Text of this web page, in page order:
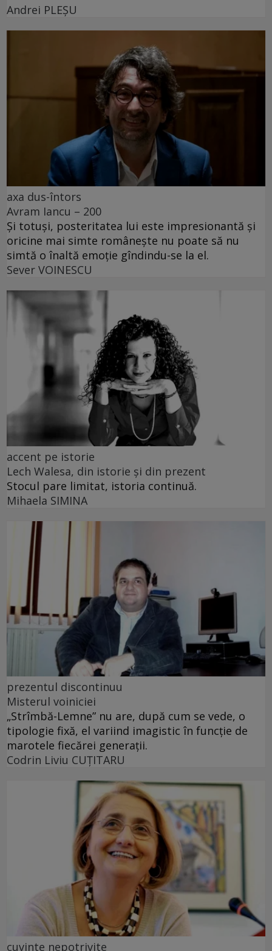
Andrei PLEŞU
axa dus-întors
Avram Iancu – 200
Și totuși, posteritatea lui este impresionantă și
oricine mai simte românește nu poate să nu
simtă o înaltă emoție gîndindu-se la el.
Sever VOINESCU
accent pe istorie
Lech Walesa, din istorie și din prezent
Stocul pare limitat, istoria continuă.
Mihaela SIMINA
prezentul discontinuu
Misterul voiniciei
„Strîmbă-Lemne” nu are, după cum se vede, o
tipologie fixă, el variind imagistic în funcţie de
marotele fiecărei generaţii.
Codrin Liviu CUŢITARU
cuvinte nepotrivite